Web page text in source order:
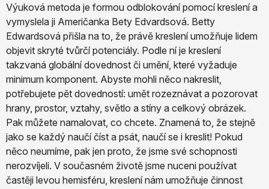
Výuková metoda je formou odblokování pomocí kreslení a
vymyslela ji Američanka Bety Edvardsová. Betty
Edwardsová přišla na to, že právě kreslení umožňuje lidem
objevit skryté tvůrčí potenciály. Podle ní je kreslení
takzvaná globální dovednost či umění, které vyžaduje
minimum komponent. Abyste mohli něco nakreslit,
potřebujete pět dovedností: umět rozeznávat a pozorovat
hrany, prostor, vztahy, světlo a stíny a celkový obrázek.
Pak můžete namalovat, co chcete. Znamená to, že stejně
jako se každý naučí číst a psát, naučí se i kreslit! Pokud
něco neumíme, pak jen proto, že jsme své schopnosti
nerozvíjeli. V současném životě jsme nuceni používat
častěji levou hemisféru, kreslení nám umožňuje činnost